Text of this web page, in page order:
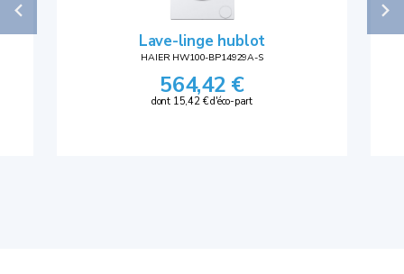
Lave-linge hublot
HAIER HW100-BP14929A-S
564,42 €
dont 15,42 € d'éco-part